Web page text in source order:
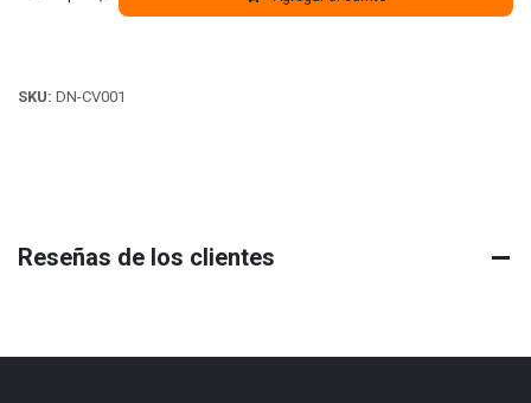
SKU: DN-CV001
Reseñas de los clientes